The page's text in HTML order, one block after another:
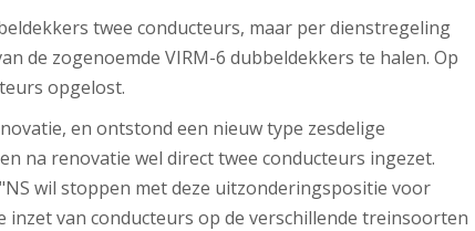
twee conducteurs, maar per dienstregeling
de zogenoemde VIRM-6 dubbeldekkers te halen. Op
opgelost.
en ontstond een nieuw type zesdelige
na renovatie wel direct twee conducteurs ingezet.
wil stoppen met deze uitzonderingspositie voor
van conducteurs op de verschillende treinsoorten